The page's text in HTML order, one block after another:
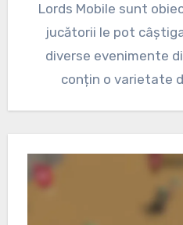
Lords Mobile sunt
jucătorii le pot
diverse evenimente
conțin o varietate